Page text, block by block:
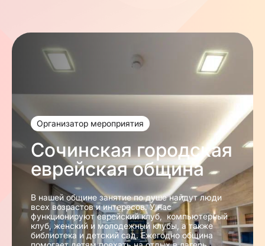
Организатор мероприятия
Сочинская городская
еврейская община
В нашей общине занятие по душе найдут люди
всех возрастов и интересов. У нас
функционируют еврейский клуб, компьютерный
клуб, женский и молодежный клубы, а также
библиотека и детский сад. Ежегодно община